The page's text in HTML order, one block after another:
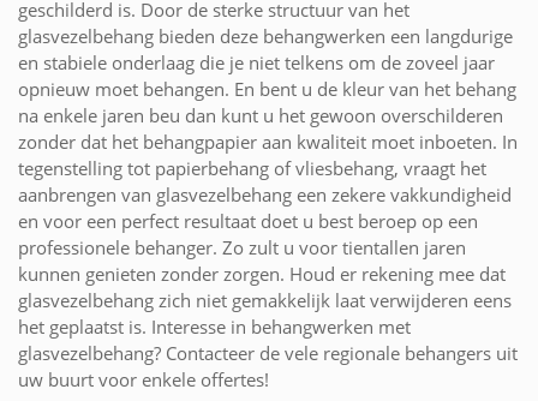
geschilderd is. Door de sterke structuur van het
glasvezelbehang bieden deze behangwerken een langdurige
en stabiele onderlaag die je niet telkens om de zoveel jaar
opnieuw moet behangen. En bent u de kleur van het behang
na enkele jaren beu dan kunt u het gewoon overschilderen
zonder dat het behangpapier aan kwaliteit moet inboeten. In
tegenstelling tot papierbehang of vliesbehang, vraagt het
aanbrengen van glasvezelbehang een zekere vakkundigheid
en voor een perfect resultaat doet u best beroep op een
professionele behanger. Zo zult u voor tientallen jaren
kunnen genieten zonder zorgen. Houd er rekening mee dat
glasvezelbehang zich niet gemakkelijk laat verwijderen eens
het geplaatst is. Interesse in behangwerken met
glasvezelbehang? Contacteer de vele regionale behangers uit
uw buurt voor enkele offertes!